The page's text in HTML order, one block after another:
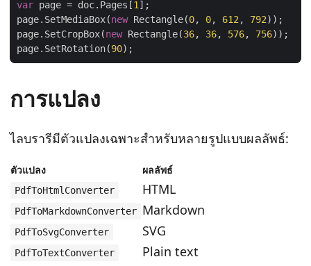
var page = doc.Pages[1
page.SetMediaBox(new Rectangle(0, 0, 612 , 792
page.SetCropBox(new Rectangle(36, 36, 576, 756
page.SetRotation(90
การแปลง
ไลบรารีมีตัวแปลงเฉพาะสำหรับหลายรูปแบบผลลัพธ์:
ตัวแปลง ผลลัพธ์
PdfToHtmlConverter HTML
PdfToMarkdownConverter Markdown
PdfToSvgConverter SVG
PdfToTextConverter Plain text